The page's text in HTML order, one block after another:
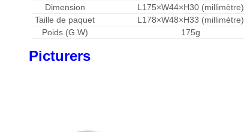
Dimension
L175×W44×H30 (millimètre)
Taille de paquet
L178×W48×H33 (millimètre)
Poids (G.W)
175g
Picturers